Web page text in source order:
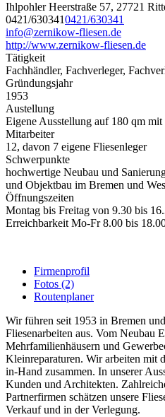
Ihlpohler Heerstraße 57, 27721
0421/6303410421/630341
info@zernikow-fliesen.de
http://www.zernikow-fliesen.de
Tätigkeit
Fachhändler, Fachverleger,
Gründungsjahr
1953
Austellung
Eigene Ausstellung auf 180 qm
Mitarbeiter
12, davon 7 eigene Fliesenleger
Schwerpunkte
hochwertige Neubau und
und Objektbau im Bremen und
Öffnungszeiten
Montag bis Freitag von 9.30 bis
Erreichbarkeit Mo-Fr 8.00 bis
Firmenprofil
Fotos (2)
Routenplaner
Wir führen seit 1953 in Bremen
Fliesenarbeiten aus. Vom Neubau
Mehrfamilienhäusern und
Kleinreparaturen. Wir arbeiten mit
in-Hand zusammen. In unserer
Kunden und Architekten.
Partnerfirmen schätzen unsere
Verkauf und in der Verlegung.